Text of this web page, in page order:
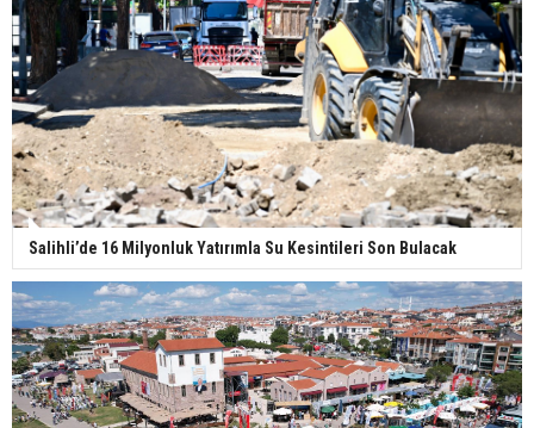
Salihli’de 16 Milyonluk Yatırımla Su Kesintileri Son Bulacak